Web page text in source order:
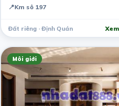
📍Km sô 197
Đất riêng · Định Quán
Môi giới